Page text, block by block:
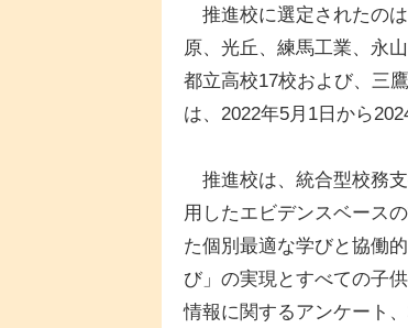
推進校に選定されたの
原、光丘、練馬工業、永
都立高校17校および、三
は、2022年5月1日から
推進校は、統合型校務
用したエビデンスベース
た個別最適な学びと協働
び」の実現とすべての子
情報に関するアンケート